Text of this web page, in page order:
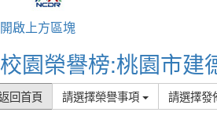
開啟上方區塊
校園榮譽榜:桃園市建
回首頁 請選擇榮譽事項 請選擇發